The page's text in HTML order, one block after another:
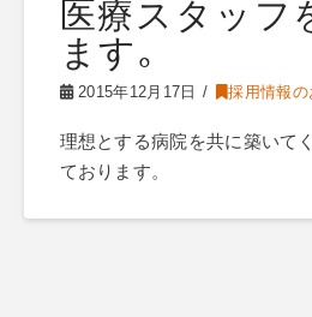
医療スタッフ
ます｡
2015年12月17日 採用情報
理想とする病院を共に築いて
ております。